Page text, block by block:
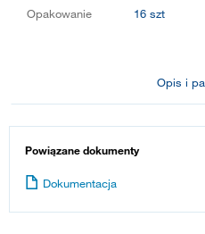
Opakowanie
16 szt
Opis i
Powiązane dokumenty
Dokumentacja